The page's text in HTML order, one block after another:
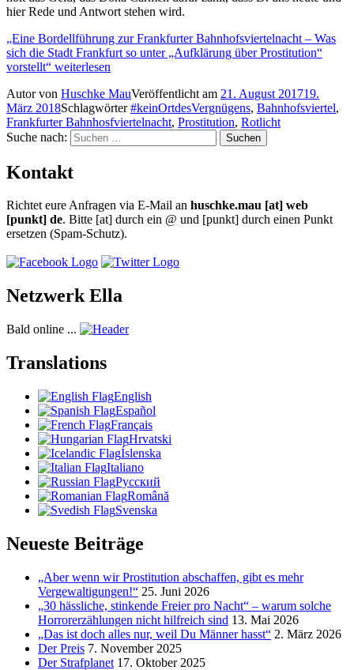
hier Rede und Antwort stehen wird.
„Eine Bordellführung zur Frankfurter Bahnhofsviertelnacht – Was
sich die Stadt Frankfurt so unter „Aufklärung über Prostitution“
vorstellt“ weiterlesen
Autorvon Huschke MauVeröffentlicht am 21. August 201719.
März 2018Schlagwörter#keinOrtdesVergnügens, Bahnhofsviertel,
Frankfurter Bahnhosfviertelnacht, Prostitution, Rotlicht
Suche nach:
Suchen
Kontakt
Richtet eure Anfragen via E-Mail an huschke.mau [at] web
[punkt] de. Bitte [at] durch ein @ und [punkt] durch einen Punkt
ersetzen (Spam-Schutz).
Netzwerk Ella
Bald online ...
Translations
English
Español
Français
Hrvatski
Íslenska
Italiano
Русский
Română
Svenska
Neueste Beiträge
„Aber wenn wir Prostitution abschaffen, gibt es mehr
Vergewaltigungen!“ 25. Juni 2026
„30 hässliche, stinkende Freier pro Nacht“ – warum solche
Horrorerzählungen nicht hilfreich sind 13. Mai 2026
„Das ist doch alles nur, weil Du Männer hasst“ 2. März 2026
Der Preis 7. November 2025
Der Strafplanet 17. Oktober 2025